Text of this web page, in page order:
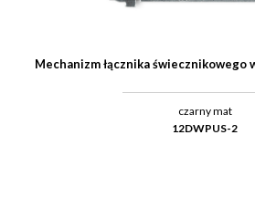
Mechanizm łącznika świecznikowego
czarny mat
12DWPUS-2